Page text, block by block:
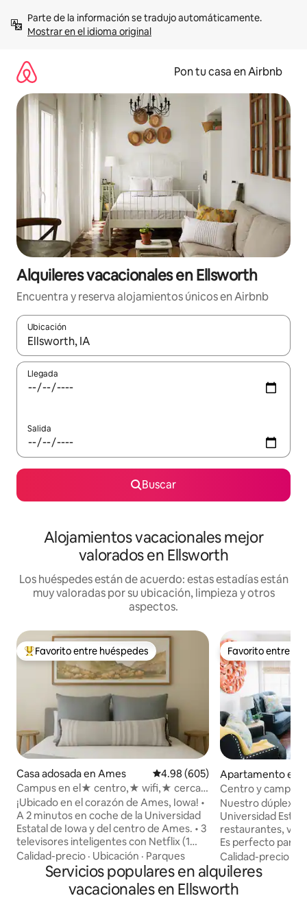
contenidoMostrar en el idioma original
Pon tu casa en Airbnb
Alquileres vacacionales en Ellsworth
Encuentra y reserva alojamientos únicos en Airbnb
Ubicación
Cuando los resultados estén disponibles, navega con las
Llegada
Salida
Buscar
Alojamientos vacacionales mejor
valorados en Ellsworth
Los huéspedes están de acuerdo: estas estadías están
muy valoradas por su ubicación, limpieza y otros
aspectos.
Favorito entre huéspedes preferido
Favorito entre huéspedes
Casa adosada en Ames Calificación promedio: 4.98 de
4.98 (605)
Campus en el★ centro,★ wifi,★ cerca
de Starbucks,★ Superanfitriones
¡Ubicado en el corazón de Ames, Iowa! •
A 2 minutos en coche de la Universidad
Estatal de Iowa y del centro de Ames. • 3
televisores inteligentes con Netflix (1
televisor inteligente en cada dormitorio).
• A poca distancia a pie de tiendas y
restaurantes del centro de la ciudad. • A
1 manzana de una tienda de
Calidad-precio · Ubicación · Parques
Favorito entre
Favorito entre
Apartamento en
Centro y campus
Wifi
Nuestro dúplex
Universidad
restaurantes,
Es perfecto para
estudiantes,
negocios,
o grupos pequeños. • A 2
coche de la
Calidad-precio
Servicios populares en alquileres
vacacionales en Ellsworth